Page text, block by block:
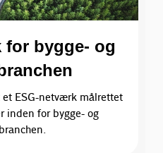
for bygge- og
ESG-netværk målrettet
inden for bygge- og